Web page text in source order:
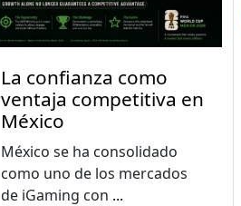
La confianza como
ventaja competitiva en
México
México se ha consolidado
como uno de los mercados
de iGaming con ...